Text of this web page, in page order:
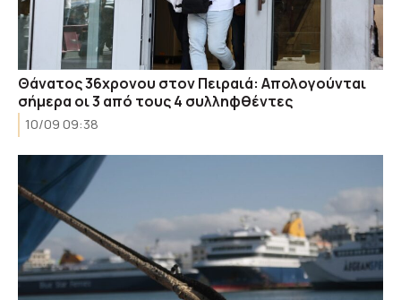
Θάνατος 36χρονου στον Πειραιά: Απολογούνται
σήμερα οι 3 από τους 4 συλληφθέντες
10/09 09:38